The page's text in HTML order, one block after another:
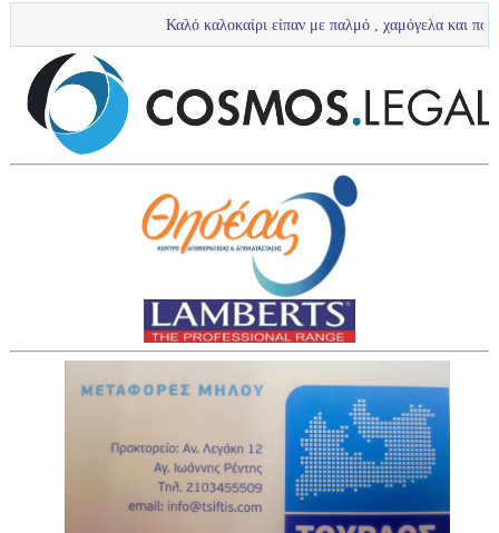
Καλό καλοκαίρι είπαν με παλμό , χαμόγελα και πολύ νερό τα